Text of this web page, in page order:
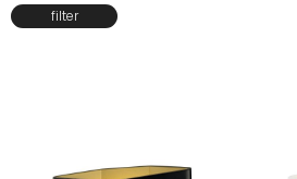
filter